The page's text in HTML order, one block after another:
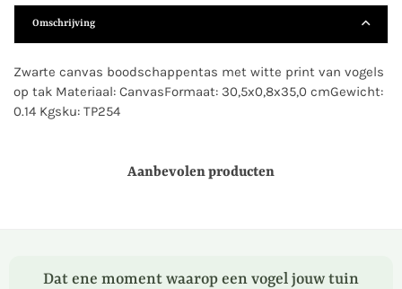
Omschrijving
Zwarte canvas boodschappentas met witte print van vogels
op tak Materiaal: CanvasFormaat: 30,5x0,8x35,0 cmGewicht:
0.14 Kgsku: TP254
Aanbevolen producten
Dat ene moment waarop een vogel jouw tuin